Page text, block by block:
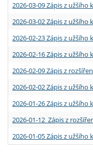
2026-03-09 Zápis z užšího
2026-03-02 Zápis z užšího
2026-02-23 Zápis z
2026-02-16 Zápis z užšího
2026-02-09 Zápis z
2026-02-02 Zápis z
2026-01-26 Zápis z užšího
2026-01-12 Zápis z
2026-01-05 Zápis z užšího